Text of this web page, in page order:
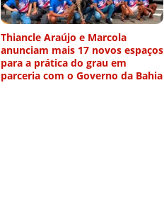
Thiancle Araújo e Marcola
anunciam mais 17 novos espaços
para a prática do grau em
parceria com o Governo da Bahia